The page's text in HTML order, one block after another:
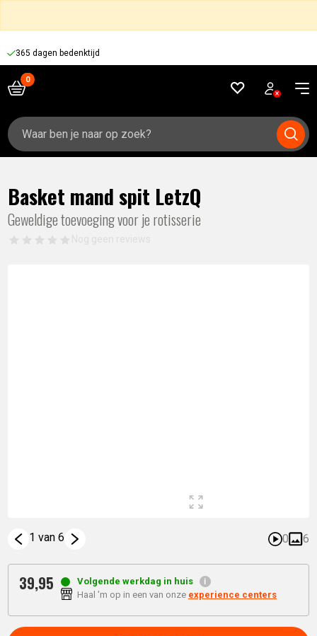
365 dagen bedenktijd
Zoeken
naar:
Basket mand spit LetzQ
Geweldige toevoeging voor je rotisserie
1 van 6 0 6
39,95
Volgende werkdag in huis
Haal 'm op in een van onze experience centers